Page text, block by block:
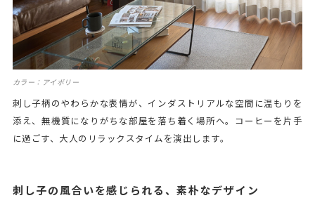
カラー：アイボリー
刺し子柄のやわらかな表情が、インダストリアルな空間に温もりを
添え、無機質になりがちな部屋を落ち着く場所へ。コーヒーを片手
に過ごす、大人のリラックスタイムを演出します。
刺し子の風合いを感じられる、素朴なデザイン